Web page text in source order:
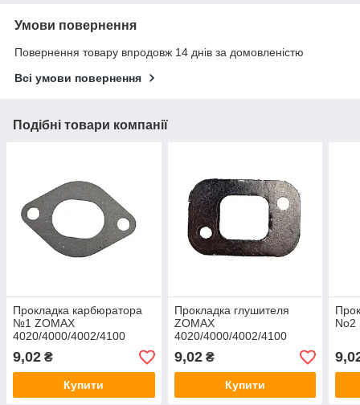
Умови повернення
Повернення товару впродовж 14 днів за домовленістю
Всі умови повернення
Подібні товари компанії
Прокладка карбюратора
№1 ZOMAX
4020/4000/4002/4100
9,02 ₴
Купити
Прокладка глушителя
ZOMAX
4020/4000/4002/4100
9,02₴
Купити
No2